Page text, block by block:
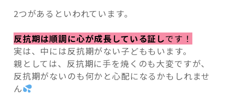
記事検索
2つがあるといわれています。
反抗期は順調に心が成長している証しです！
実は、中には反抗期がない子どももいます。
親としては、反抗期に手を焼くのも大変ですが、
反抗期がないのも何かと心配になるかもしれませ
ん